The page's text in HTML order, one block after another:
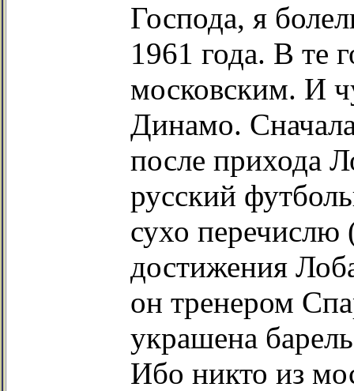
Господа, я
1961 года. В те
московским. И
Динамо.
после прихода
русский
сухо перечислю
достижения
он тренером
украшена
Ибо никто из